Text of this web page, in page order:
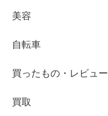
美容
自転車
買ったもの・レビュー
買取